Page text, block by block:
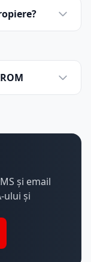
și email
ului și